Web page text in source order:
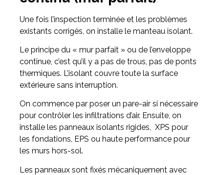
Une fois l’inspection terminée et les problèmes
existants corrigés, on installe le manteau isolant.
Le principe du « mur parfait » ou de l’enveloppe
continue, c’est qu’il y a pas de trous, pas de ponts
thermiques. L’isolant couvre toute la surface
extérieure sans interruption.
On commence par poser un pare-air si nécessaire
pour contrôler les infiltrations d’air. Ensuite, on
installe les panneaux isolants rigides, XPS pour
les fondations, EPS ou haute performance pour
les murs hors-sol.
Les panneaux sont fixés mécaniquement avec